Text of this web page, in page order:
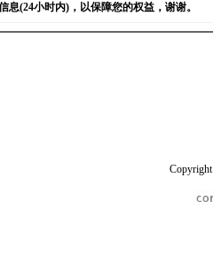
(24小时内)，以保障您的权益，谢谢。